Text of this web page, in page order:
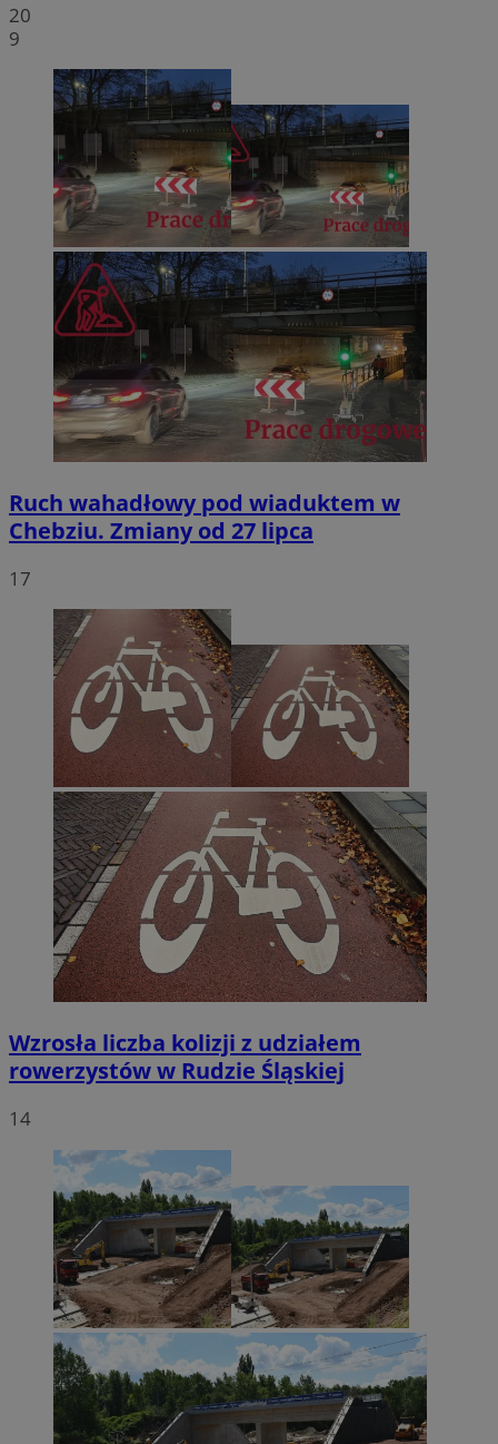
20
9
Ruch wahadłowy pod wiaduktem w
Chebziu. Zmiany od 27 lipca
17
Wzrosła liczba kolizji z udziałem
rowerzystów w Rudzie Śląskiej
14